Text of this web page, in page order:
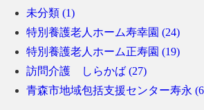
未分類 (1)
特別養護老人ホーム寿幸園 (24)
特別養護老人ホーム正寿園 (19)
訪問介護 しらかば (27)
青森市地域包括支援センター寿永